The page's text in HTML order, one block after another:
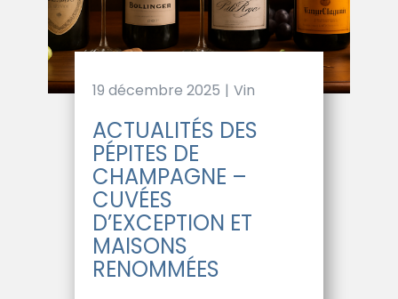
19 décembre 2025 Vin
ACTUALITÉS DES
PÉPITES DE
CHAMPAGNE –
CUVÉES
D’EXCEPTION ET
MAISONS
RENOMMÉES